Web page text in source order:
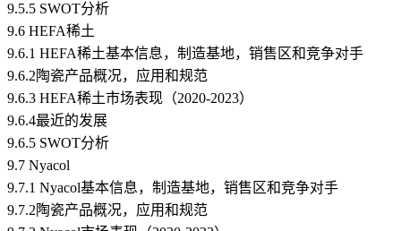
9.5.5 SWOT分析
9.6 HEFA稀土
9.6.1 HEFA稀土基本信息，制造基地，销售区和竞争对手
9.6.2陶瓷产品概况，应用和规范
9.6.3 HEFA稀土市场表现（2020-2023）
9.6.4最近的发展
9.6.5 SWOT分析
9.7 Nyacol
9.7.1 Nyacol基本信息，制造基地，销售区和竞争对手
9.7.2陶瓷产品概况，应用和规范